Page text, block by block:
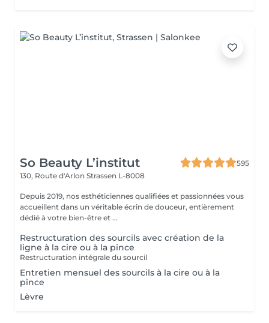
So Beauty L’institut
595
130, Route d'Arlon Strassen L-8008
Depuis 2019, nos esthéticiennes qualifiées et passionnées vous
accueillent dans un véritable écrin de douceur, entièrement
dédié à votre bien-être et ...
Restructuration des sourcils avec création de la
ligne à la cire ou à la pince
Restructuration intégrale du sourcil
Entretien mensuel des sourcils à la cire ou à la
pince
Lèvre